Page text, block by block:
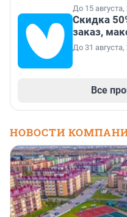
До 15 августа,
Скидка
заказ,
До 31 августа,
Все
НОВОСТИ